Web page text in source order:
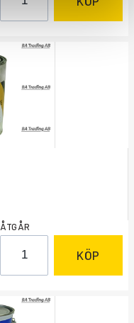
ÅTGÅR
KÖP